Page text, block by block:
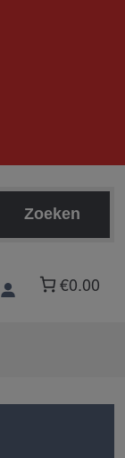
Zoeken
€0.00